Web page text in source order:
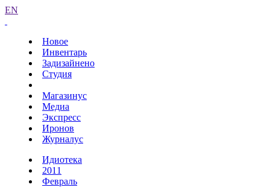
EN
Новое
Инвентарь
Задизайнено
Студия
Магазинус
Медиа
Экспресс
Иронов
Журналус
Идиотека
2011
Февраль